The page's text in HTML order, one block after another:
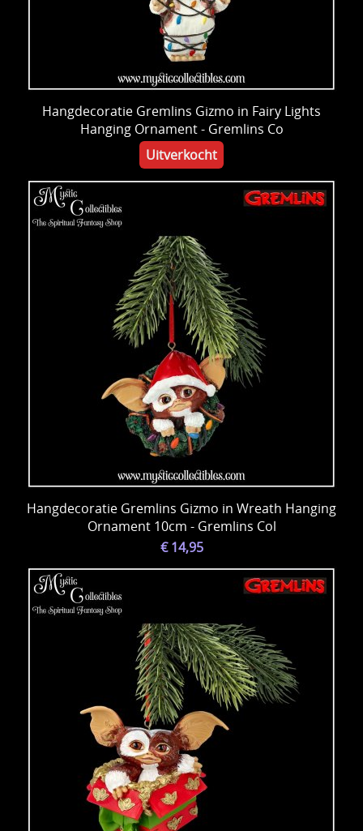
Hangdecoratie Gremlins Gizmo in Fairy Lights
Hanging Ornament - Gremlins Co
Uitverkocht
Hangdecoratie Gremlins Gizmo in Wreath Hanging
Ornament 10cm - Gremlins Col
€ 14,95